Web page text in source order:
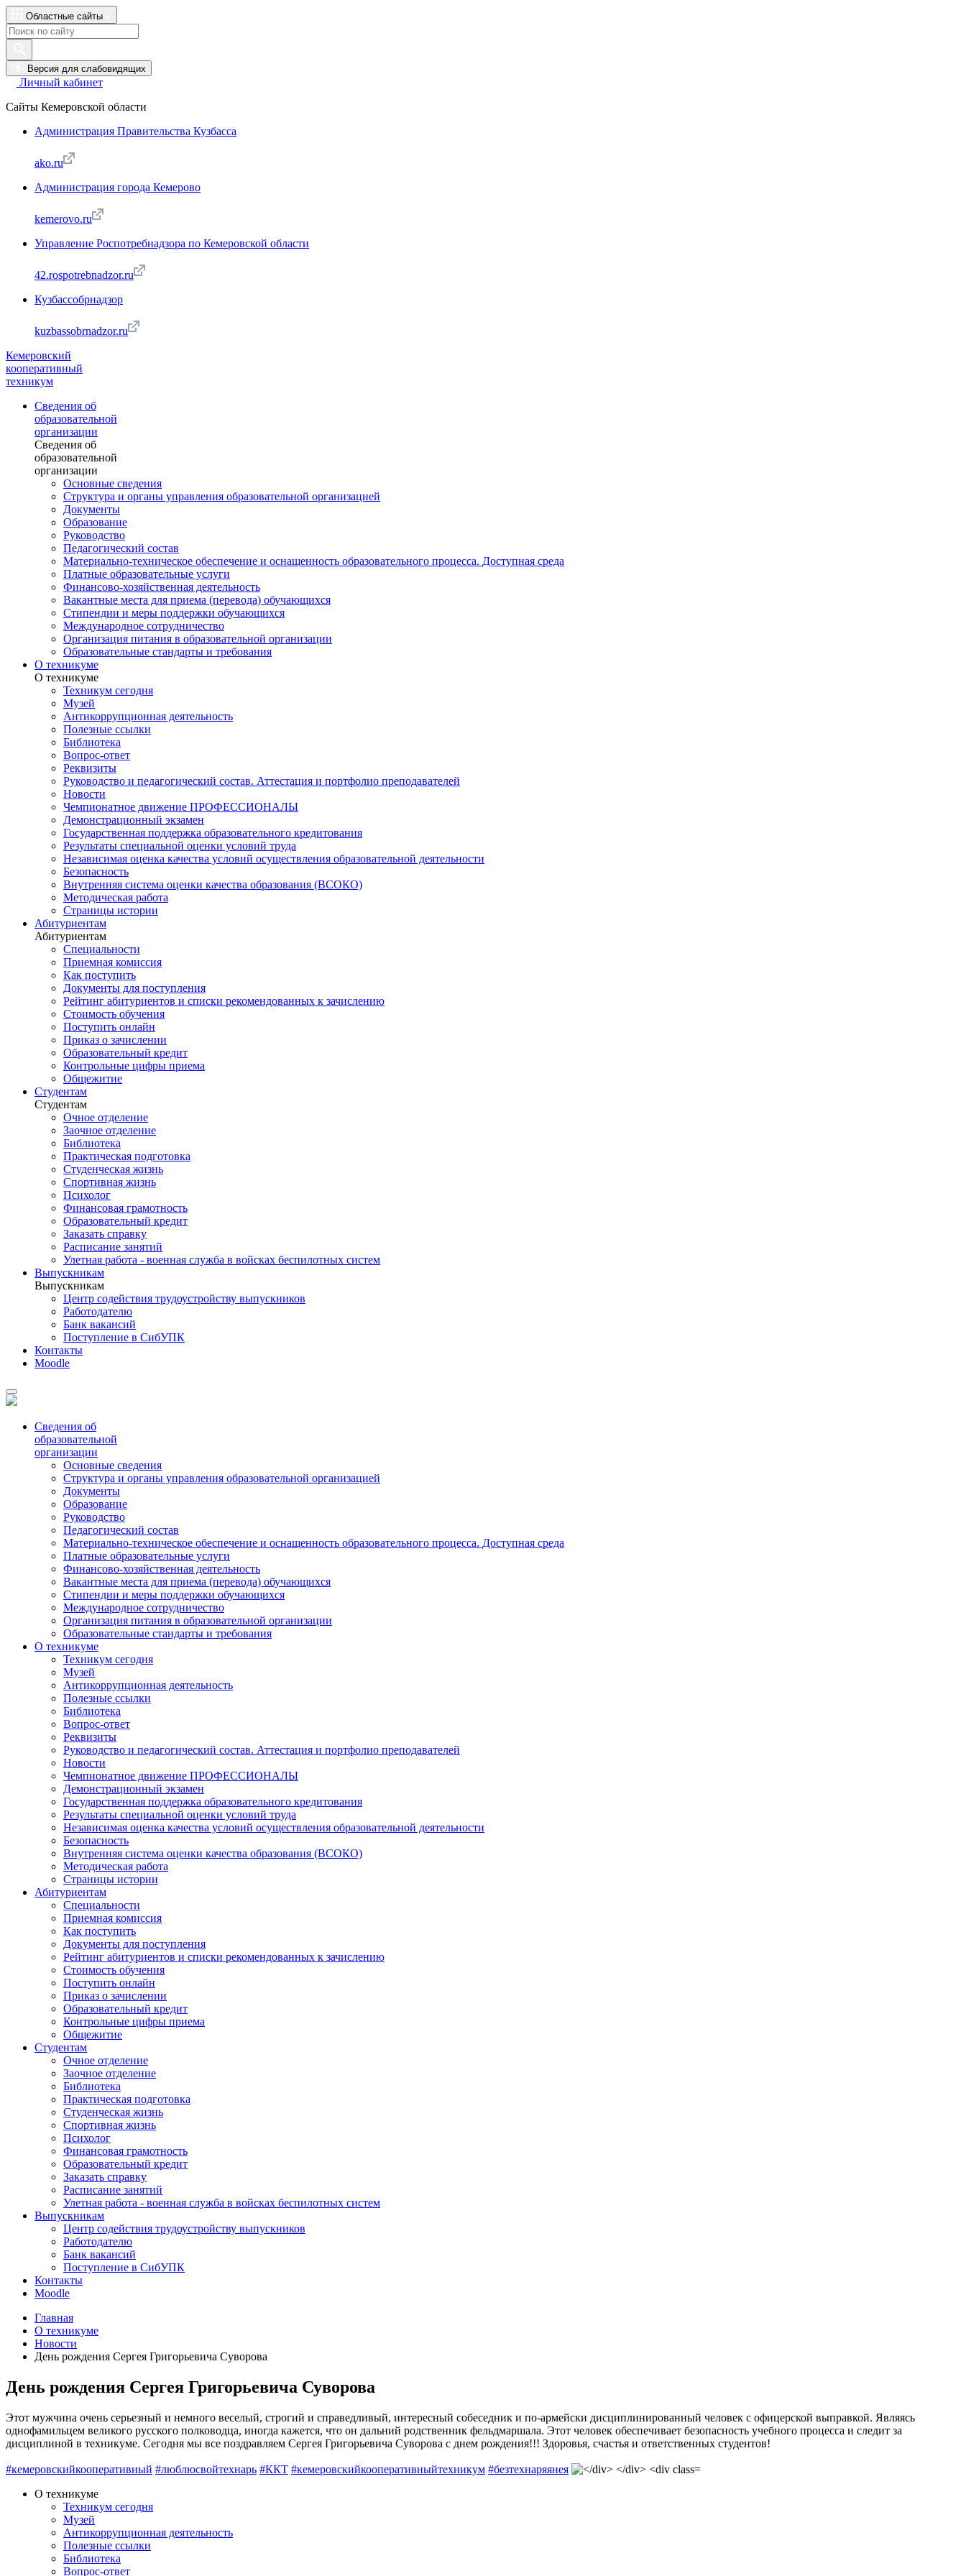
Областные сайты
Версия для слабовидящих
Личный кабинет
Сайты Кемеровской области
Администрация Правительства Кузбасса
ako.ru
Администрация города Кемерово
kemerovo.ru
Управление Роспотребнадзора по Кемеровской области
42.rospotrebnadzor.ru
Кузбассобрнадзор
kuzbassobrnadzor.ru
Кемеровский
кооперативный
техникум
Сведения об
образовательной
организации
Сведения об
образовательной
организации
Основные сведения
Структура и органы управления образовательной организацией
Документы
Образование
Руководство
Педагогический состав
Материально-техническое обеспечение и оснащенность образовательного процесса. Доступная среда
Платные образовательные услуги
Финансово-хозяйственная деятельность
Вакантные места для приема (перевода) обучающихся
Стипендии и меры поддержки обучающихся
Международное сотрудничество
Организация питания в образовательной организации
Образовательные стандарты и требования
О техникуме
О техникуме
Техникум сегодня
Музей
Антикоррупционная деятельность
Полезные ссылки
Библиотека
Вопрос-ответ
Реквизиты
Руководство и педагогический состав. Аттестация и портфолио преподавателей
Новости
Чемпионатное движение ПРОФЕССИОНАЛЫ
Демонстрационный экзамен
Государственная поддержка образовательного кредитования
Результаты специальной оценки условий труда
Независимая оценка качества условий осуществления образовательной деятельности
Безопасность
Внутренняя система оценки качества образования (ВСОКО)
Методическая работа
Страницы истории
Абитуриентам
Абитуриентам
Специальности
Приемная комиссия
Как поступить
Документы для поступления
Рейтинг абитуриентов и списки рекомендованных к зачислению
Стоимость обучения
Поступить онлайн
Приказ о зачислении
Образовательный кредит
Контрольные цифры приема
Общежитие
Студентам
Студентам
Очное отделение
Заочное отделение
Библиотека
Практическая подготовка
Студенческая жизнь
Спортивная жизнь
Психолог
Финансовая грамотность
Образовательный кредит
Заказать справку
Расписание занятий
Улетная работа - военная служба в войсках беспилотных систем
Выпускникам
Выпускникам
Центр содействия трудоустройству выпускников
Работодателю
Банк вакансий
Поступление в СибУПК
Контакты
Moodle
Сведения об
образовательной
организации
Основные сведения
Структура и органы управления образовательной организацией
Документы
Образование
Руководство
Педагогический состав
Материально-техническое обеспечение и оснащенность образовательного процесса. Доступная среда
Платные образовательные услуги
Финансово-хозяйственная деятельность
Вакантные места для приема (перевода) обучающихся
Стипендии и меры поддержки обучающихся
Международное сотрудничество
Организация питания в образовательной организации
Образовательные стандарты и требования
О техникуме
Техникум сегодня
Музей
Антикоррупционная деятельность
Полезные ссылки
Библиотека
Вопрос-ответ
Реквизиты
Руководство и педагогический состав. Аттестация и портфолио преподавателей
Новости
Чемпионатное движение ПРОФЕССИОНАЛЫ
Демонстрационный экзамен
Государственная поддержка образовательного кредитования
Результаты специальной оценки условий труда
Независимая оценка качества условий осуществления образовательной деятельности
Безопасность
Внутренняя система оценки качества образования (ВСОКО)
Методическая работа
Страницы истории
Абитуриентам
Специальности
Приемная комиссия
Как поступить
Документы для поступления
Рейтинг абитуриентов и списки рекомендованных к зачислению
Стоимость обучения
Поступить онлайн
Приказ о зачислении
Образовательный кредит
Контрольные цифры приема
Общежитие
Студентам
Очное отделение
Заочное отделение
Библиотека
Практическая подготовка
Студенческая жизнь
Спортивная жизнь
Психолог
Финансовая грамотность
Образовательный кредит
Заказать справку
Расписание занятий
Улетная работа - военная служба в войсках беспилотных систем
Выпускникам
Центр содействия трудоустройству выпускников
Работодателю
Банк вакансий
Поступление в СибУПК
Контакты
Moodle
Главная
О техникуме
Новости
День рождения Сергея Григорьевича Суворова
День рождения Сергея Григорьевича Суворова
Этот мужчина очень серьезный и немного веселый, строгий и справедливый, интересный собеседник и по-армейски дисциплинированный человек с офицерской выправкой. Являясь
однофамильцем великого русского полководца, иногда кажется, что он дальний родственник фельдмаршала. Этот человек обеспечивает безопасность учебного процесса и следит за
дисциплиной в техникуме. Сегодня мы все поздравляем Сергея Григорьевича Суворова с днем рождения!!! Здоровья, счастья и ответственных студентов!
#кемеровскийкооперативный #люблюсвойтехнарь #ККТ #кемеровскийкооперативныйтехникум #безтехнаряянея
О техникуме
Техникум сегодня
Музей
Антикоррупционная деятельность
Полезные ссылки
Библиотека
Вопрос-ответ